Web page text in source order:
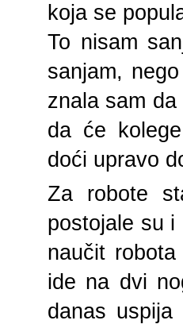
koja se
To nisam
sanjam,
znala sam
da će
doći upravo
Za robote
postojale su
naučit
ide na dvi
danas